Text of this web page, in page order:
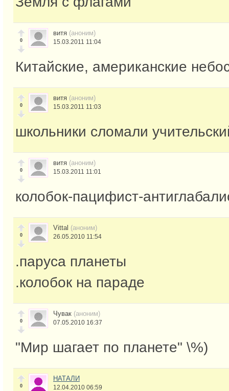
0
витя (аноним)
15.03.2011 11:04
Китайские, американские
0
витя (аноним)
15.03.2011 11:03
школьники сломали
0
витя (аноним)
15.03.2011 11:01
колобок-пацифист-
0
Vittal (аноним)
26.05.2010 11:54
.паруса планеты
.колобок на параде
0
Чувак (аноним)
07.05.2010 16:37
"Мир шагает по планете" \%)
0
НАТАЛИ
12.04.2010 06:59